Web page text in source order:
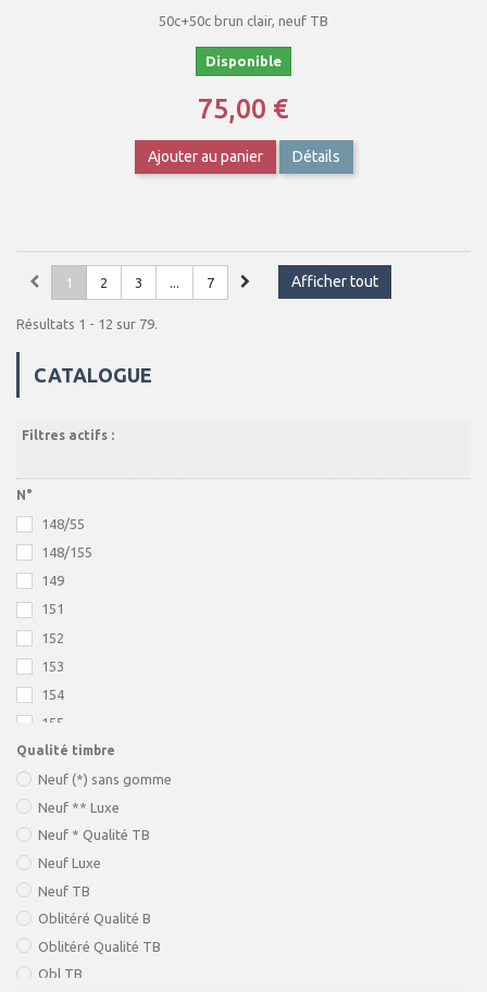
50c+50c brun clair, neuf TB
Disponible
75,00 €
Ajouter au panier Détails
Afficher tout
1 2 3 ... 7
Résultats 1 - 12 sur 79.
CATALOGUE
Filtres actifs :
N°
148/55
148/155
149
151
152
153
154
155
156
169
182
188A
189/96
197/05
202a
203
207
Qualité timbre
Neuf (*) sans gomme
Neuf ** Luxe
Neuf * Qualité TB
Neuf Luxe
Neuf TB
Oblitéré Qualité B
Oblitéré Qualité TB
Obl TB